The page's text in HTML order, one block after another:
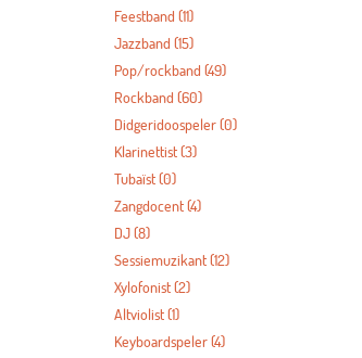
Feestband (11)
Jazzband (15)
Pop/rockband (49)
Rockband (60)
Didgeridoospeler(0)
Klarinettist(3)
Tubaïst(0)
Zangdocent(4)
DJ(8)
Sessiemuzikant(12)
Xylofonist(2)
Altviolist(1)
Keyboardspeler(4)